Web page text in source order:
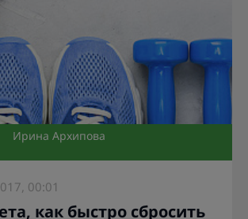
Ирина Архипова
00:01
как быстро сбросить